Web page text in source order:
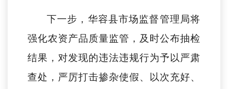
下一步，华容县市场监督管理局将
强化农资产品质量监管，及时公布抽检
结果，对发现的违法违规行为予以严肃
查处，严厉打击掺杂使假、以次充好、